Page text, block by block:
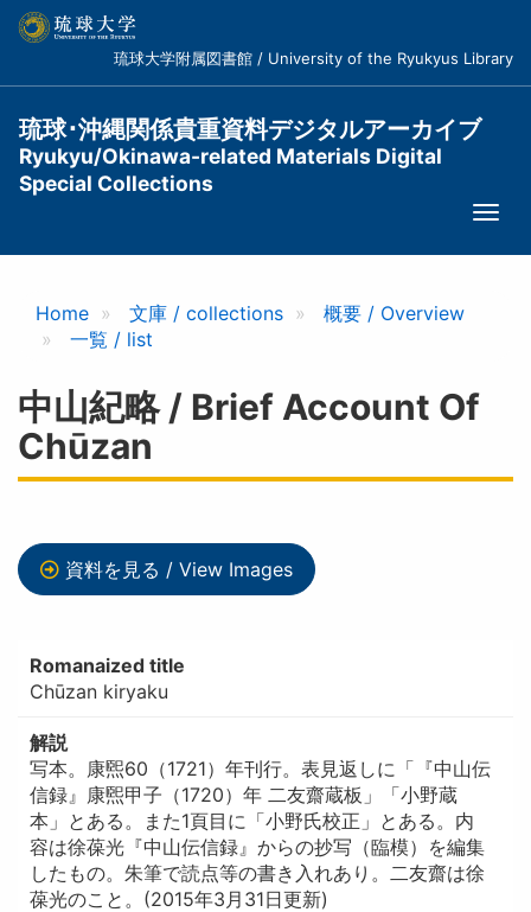
コ
琉球大学附属図書館 / University of the Ryukyus Library
琉球･沖縄関係貴重資料デジタルアーカイブ
Ryukyu/Okinawa-related Materials Digital
Special Collections
Home 文庫 / collections
概要 / Overview
一覧 / list
中山紀略 / Brief Account Of
Chūzan
資料を見る / View Images
Romanaized title
Chūzan kiryaku
解説
写本。康煕60（1721）年刊行。表見返しに「『中山伝
信録』康煕甲子（1720）年 二友齋蔵板」「小野蔵
本」とある。また1頁目に「小野氏校正」とある。内
容は徐葆光『中山伝信録』からの抄写（臨模）を編集
したもの。朱筆で読点等の書き入れあり。二友齋は徐
葆光のこと。(2015年3月31日更新)